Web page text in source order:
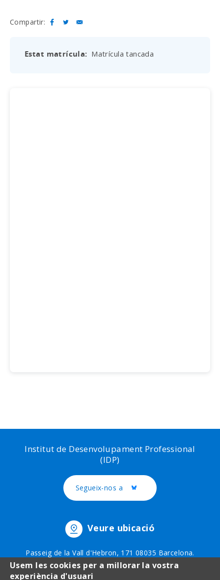
Compartir:
Estat matrícula Matrícula tancada
Institut de Desenvolupament Professional
(IDP)
Segueix-nos a Twitter
Veure ubicació
Passeig de la Vall d'Hebron, 171 08035 Barcelona.
Telèfon: 93 403 51 75
Usem les cookies per a millorar la vostra
experiència d'usuari